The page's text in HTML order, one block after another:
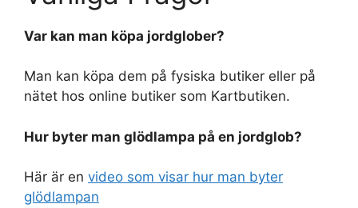
Var kan man köpa jordglober?
Man kan köpa dem på fysiska butiker eller på
nätet hos online butiker som Kartbutiken.
Hur byter man glödlampa på en jordglob?
Här är en video som visar hur man byter
glödlampan